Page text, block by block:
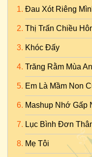
Đau Xót Riêng
Thị Trấn Chiều
Khóc Đấy
Trăng Rằm Mùa
Em Là Mầm Non
Mashup Nhớ Gấp
Lục Bình Đơn
Mẹ Tôi